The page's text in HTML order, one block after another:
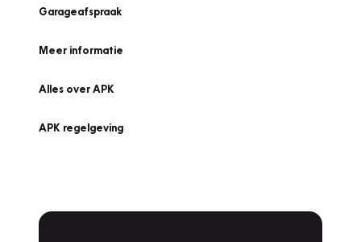
Garageafspraak
Meer informatie
Alles over APK
APK regelgeving